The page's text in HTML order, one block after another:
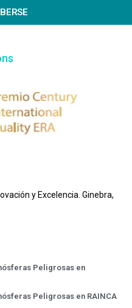
y Excelencia. Ginebra,
Peligrosas en
Peligrosas en RAINCA